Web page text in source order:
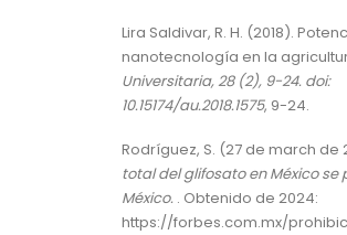
Lira Saldivar, R. H. (2018).
nanotecnología en la
Universitaria, 28 (2), 9-24. doi:
10.15174/au.2018.1575, 9-24.
Rodríguez, S. (27 de march de
total del glifosato en México se
México. . Obtenido de 2024:
https://forbes.com.mx/